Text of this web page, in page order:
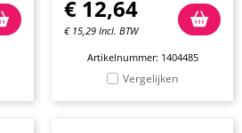
€ 12,64
€ 15,29 Incl. BTW
Artikelnummer: 1404485
Vergelijken